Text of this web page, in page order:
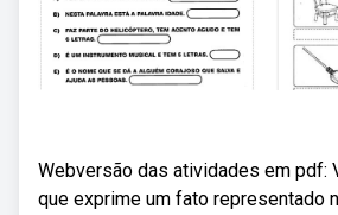
Webversão das atividades em pdf:
que exprime um fato representado